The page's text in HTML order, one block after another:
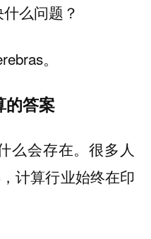
么问题？
。
的答案
么会存在。很多人
计算行业始终在印